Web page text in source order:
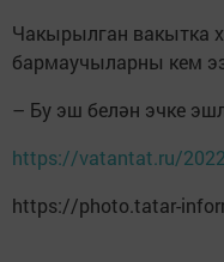
Чакырылган вакытка
бармаучыларны кем
– Бу эш белән эчке
https://vatantat.ru/
https://photo.tatar-